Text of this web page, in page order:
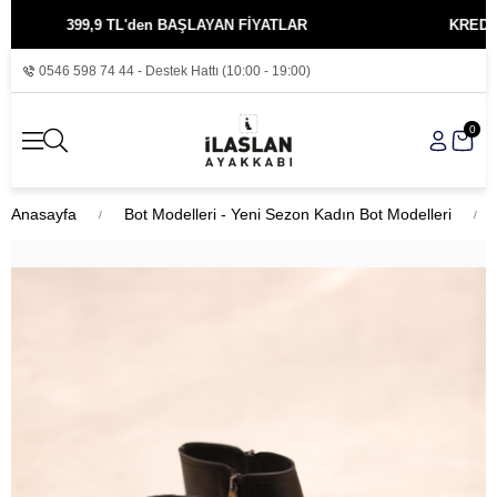
399,9 TL'den BAŞLAYAN FİYATLAR KREDİ
0546 598 74 44 - Destek Hattı (10:00 - 19:00)
0
Anasayfa Bot Modelleri - Yeni Sezon Kadın Bot Modelleri